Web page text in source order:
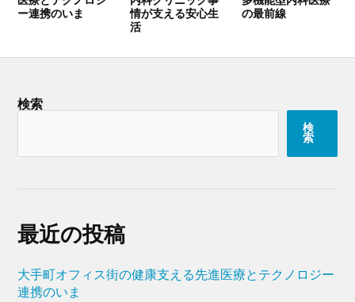
ー連携のいま
情が支える安心生
活
の最前線
検索
検
索
最近の投稿
大手町オフィス街の健康支える先進医療とテクノロジー
連携のいま